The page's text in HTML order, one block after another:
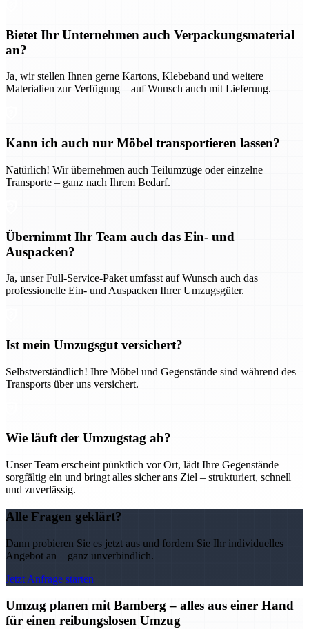
Bietet Ihr Unternehmen auch Verpackungsmaterial
an?
Ja, wir stellen Ihnen gerne Kartons, Klebeband und weitere
Materialien zur Verfügung – auf Wunsch auch mit Lieferung.
Kann ich auch nur Möbel transportieren lassen?
Natürlich! Wir übernehmen auch Teilumzüge oder einzelne
Transporte – ganz nach Ihrem Bedarf.
Übernimmt Ihr Team auch das Ein- und
Auspacken?
Ja, unser Full-Service-Paket umfasst auf Wunsch auch das
professionelle Ein- und Auspacken Ihrer Umzugsgüter.
Ist mein Umzugsgut versichert?
Selbstverständlich! Ihre Möbel und Gegenstände sind während des
Transports über uns versichert.
Wie läuft der Umzugstag ab?
Unser Team erscheint pünktlich vor Ort, lädt Ihre Gegenstände
sorgfältig ein und bringt alles sicher ans Ziel – strukturiert, schnell
und zuverlässig.
Alle Fragen geklärt?
Dann probieren Sie es jetzt aus und fordern Sie Ihr individuelles
Angebot an – ganz unverbindlich.
Jetzt Anfrage starten
Umzug planen mit Bamberg – alles aus einer Hand
für einen reibungslosen Umzug